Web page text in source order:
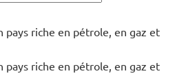
pays riche en pétrole, en gaz et
pays riche en pétrole, en gaz et